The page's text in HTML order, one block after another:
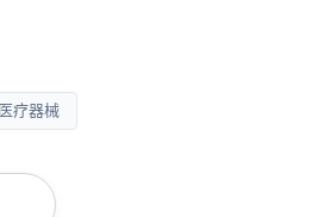
医疗器械